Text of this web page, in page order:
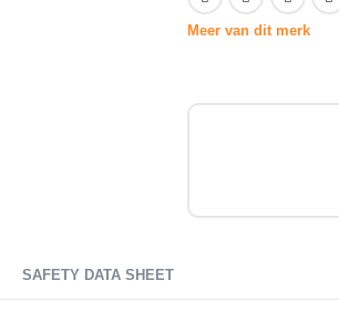
Meer van dit merk
SAFETY DATA SHEET